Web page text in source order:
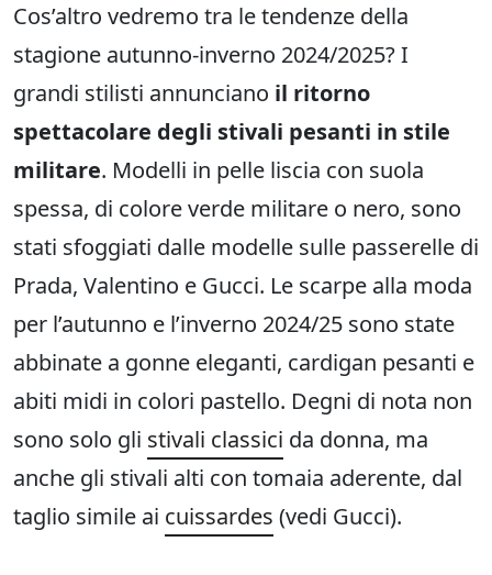
Cos’altro vedremo tra le tendenze della
stagione autunno-inverno 2024/2025? I
grandi stilisti annunciano il ritorno
spettacolare degli stivali pesanti in stile
militare. Modelli in pelle liscia con suola
spessa, di colore verde militare o nero, sono
stati sfoggiati dalle modelle sulle passerelle di
Prada, Valentino e Gucci. Le scarpe alla moda
per l’autunno e l’inverno 2024/25 sono state
abbinate a gonne eleganti, cardigan pesanti e
abiti midi in colori pastello. Degni di nota non
sono solo gli stivali classici da donna, ma
anche gli stivali alti con tomaia aderente, dal
taglio simile ai cuissardes (vedi Gucci).